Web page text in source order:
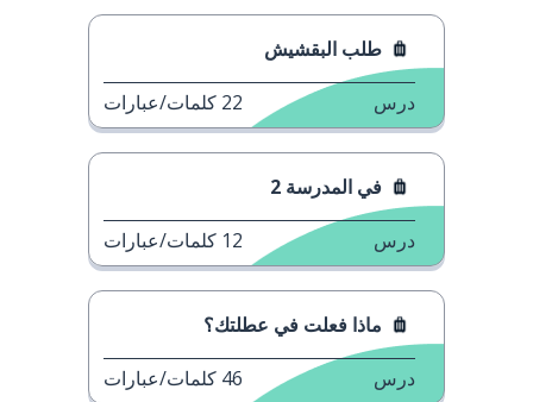
طلب البقشيش
درس 22 كلمات/عبارات
في المدرسة 2
درس 12 كلمات/عبارات
ماذا فعلت في عطلتك؟
درس 46 كلمات/عبارات